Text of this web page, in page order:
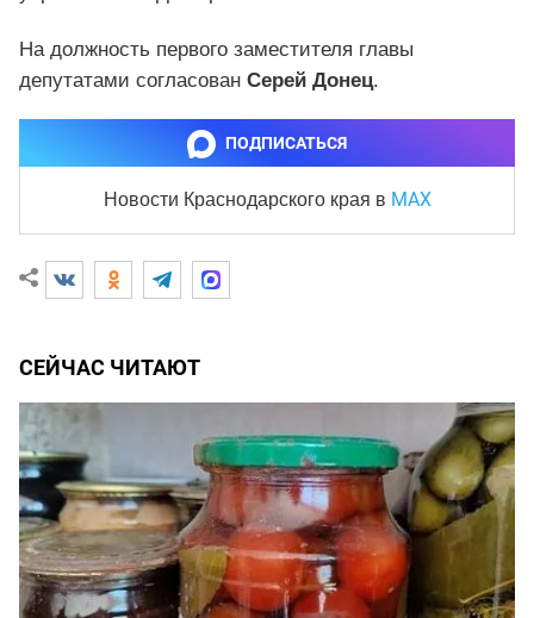
На должность первого заместителя главы
депутатами согласован Серей Донец.
ПОДПИСАТЬСЯ
Новости Краснодарского края в MAX
СЕЙЧАС ЧИТАЮТ